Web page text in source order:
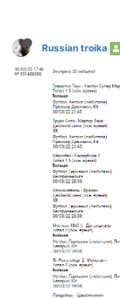
Russian troika